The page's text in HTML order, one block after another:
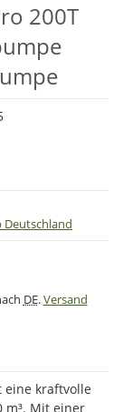
200T
Deutschland
DE.Versand
eine kraftvolle
m³. Mit einer